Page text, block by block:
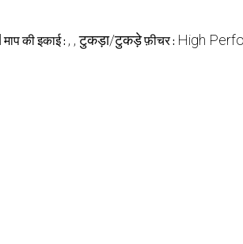
माप की इकाई : , , टुकड़ा/टुकड़ेफ़ीचर : High